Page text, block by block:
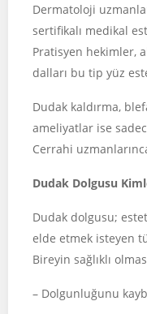
Dermatoloji
sertifikalı medikal
Pratisyen hekimler,
dalları bu tip yüz
Dudak kaldırma,
ameliyatlar ise
Cerrahi
Dudak Dolgusu
Dudak dolgusu;
elde etmek isteyen
Bireyin sağlıklı
– Dolgunluğunu